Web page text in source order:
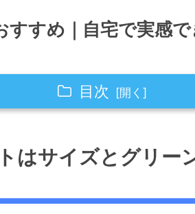
すすめ｜自宅で実感
目次
集中力を高める
失敗回避チェックリスト
はサイズとグリー